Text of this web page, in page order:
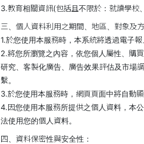
3.教育相關資訊(包括且不限於：就讀學校
三、個人資料利用之期間、地區、對象及方
1.於您使用本服務時，本系統將透過電子
2.將您所瀏覽之內容，依您個人屬性、購
研究、客製化廣告、廣告效果評估及市場
繫。
3.於您使用本服務時，網頁頁面中將自動
4.因您使用本服務所提供之個人資料，本
法使用您的個人資料。
四、資料保密性與安全性：